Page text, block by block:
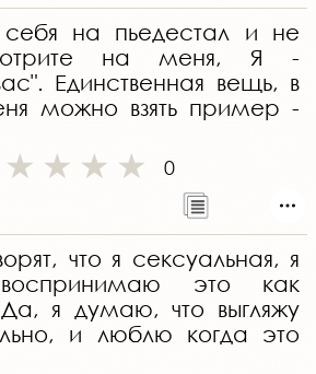
на пьедестал и не
на меня, Я -
Единственная вещь, в
можно взять пример -
0
что я сексуальная, я
воспринимаю это как
я думаю, что выгляжу
и люблю когда это